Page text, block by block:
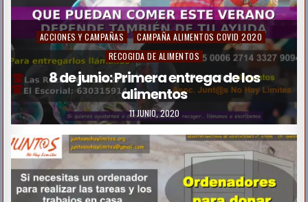
P
t
e
i
n
ACCIONES Y CAMPAÑAS
CAMPAÑA ALIMENTOS COVID 2020
RECOGIDA DE ALIMENTOS
8 de junio: Primera entrega de los
alimentos
11 JUNIO, 2020